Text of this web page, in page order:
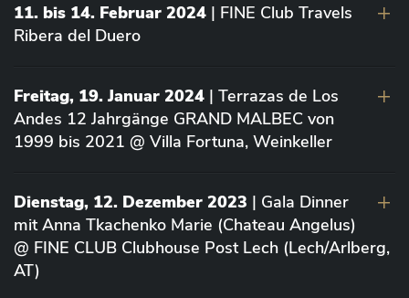
11. bis 14. Februar 2024 | FINE Club Travels
Ribera del Duero
Freitag, 19. Januar 2024 | Terrazas de Los
Andes 12 Jahrgänge GRAND MALBEC von
1999 bis 2021 @ Villa Fortuna, Weinkeller
Dienstag, 12. Dezember 2023 | Gala Dinner
mit Anna Tkachenko Marie (Chateau Angelus)
@ FINE CLUB Clubhouse Post Lech (Lech/Arlberg,
AT)